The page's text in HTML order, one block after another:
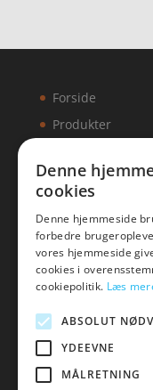
Forside
Produkter
Artikler
Malawigruppen
Mail:
Denne
cookies
Denne hjemmeside
forbedre
vores hjemmeside
cookies i
cookiepolitik. Læs
ABSOLUT
YDEEVNE
MÅLRETNING